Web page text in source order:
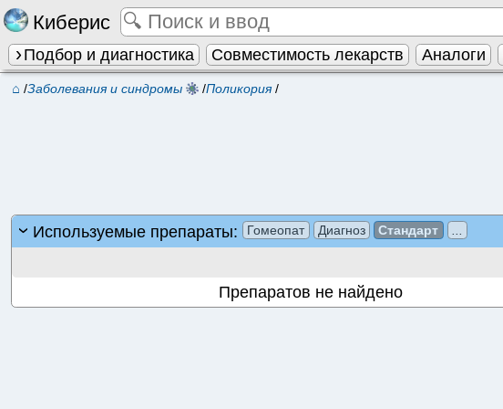
Киберис
Подбор и диагностика Совместимость лекарств Аналоги
⌂ /Заболевания и синдромы /Поликория/
Используемые препараты: Гомеопат Диагноз Стандарт
Препаратов не найдено